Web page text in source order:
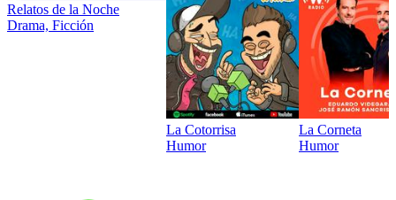
Relatos de la Noche
Drama, Ficción
La Cotorrisa
Humor
La Corneta
Humor